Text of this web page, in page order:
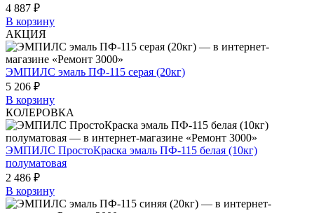
4 887 ₽
В корзину
АКЦИЯ
ЭМПИЛС эмаль ПФ-115 серая (20кг)
5 206 ₽
В корзину
КОЛЕРОВКА
ЭМПИЛС ПростоКраска эмаль ПФ-115 белая (10кг)
полуматовая
2 486 ₽
В корзину